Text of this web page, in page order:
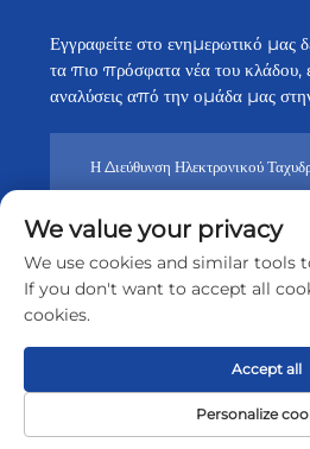
Εγγραφείτε στο ενημερωτικό μας
τα πιο πρόσφατα νέα του κλάδου,
αναλύσεις από την ομάδα μας στην
Πνευματικά δικαιώματα © 2026 από
Cloud Technology CO., Ltd.
Αρχική Σελίδα Προϊόν
We value your privacy
We use cookies and similar tools
If you don't want to accept all
cookies.
Personalize
Accept all